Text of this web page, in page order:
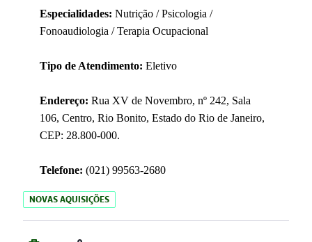
Especialidades: Nutrição / Psicologia /
Fonoaudiologia / Terapia Ocupacional
Tipo de Atendimento: Eletivo
Endereço: Rua XV de Novembro, nº 242, Sala
106, Centro, Rio Bonito, Estado do Rio de Janeiro,
CEP: 28.800-000.
Telefone: (021) 99563-2680
NOVAS AQUISIÇÕES